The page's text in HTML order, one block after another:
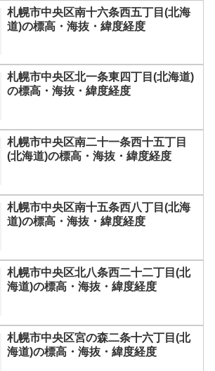
札幌市中央区南十六条西五丁目(北海
道)の標高・海抜・緯度経度
札幌市中央区北一条東四丁目(北海道)
の標高・海抜・緯度経度
札幌市中央区南二十一条西十五丁目
(北海道)の標高・海抜・緯度経度
札幌市中央区南十五条西八丁目(北海
道)の標高・海抜・緯度経度
札幌市中央区北八条西二十二丁目(北
海道)の標高・海抜・緯度経度
札幌市中央区宮の森二条十六丁目(北
海道)の標高・海抜・緯度経度